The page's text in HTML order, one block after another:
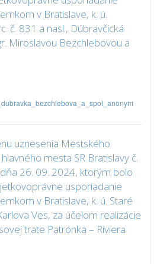
v Bratislave, k. ú.
č. 831 a nasl., Dúbravčická
Miroslavou Bezchlebovou a
uznesenia Mestského
mesta SR Bratislavy č.
26. 09. 2024, ktorým bolo
usporiadanie
v Bratislave, k. ú. Staré
Ves, za účelom realizácie
trate Patrónka – Riviera